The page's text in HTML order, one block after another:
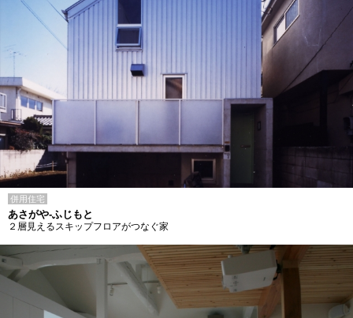
併用住宅
あさがや-ふじもと
２層見えるスキップフロアがつなぐ家